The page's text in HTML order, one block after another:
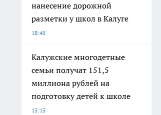
нанесение дорожной
разметки у школ в Калуге
18:45
Калужские многодетные
семьи получат 151,5
миллиона рублей на
подготовку детей к школе
15:15